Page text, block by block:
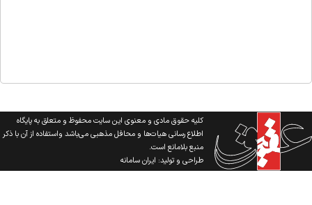
کلیه حقوق مادی و معنوی این سایت محفوظ و متعلق به پایگاه
اطلاع رسانی هیات‌ها و محافل مذهبی می‌باشد واستفاده از آن با ذکر
منبع بلامانع است.
طراحی و تولید:ایران سامانه